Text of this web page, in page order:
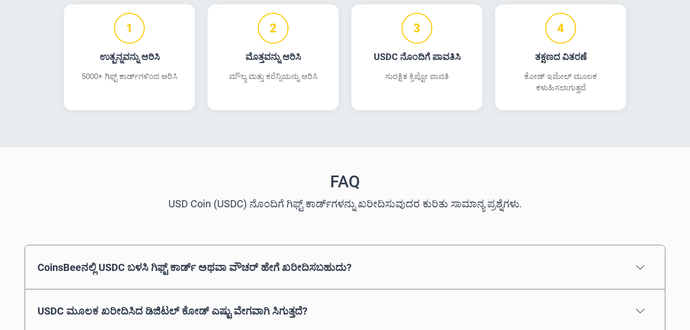
1
ಉತ್ಪನ್ನವನ್ನು ಆರಿಸಿ
5000+ ಗಿಫ್ಟ್ ಕಾರ್ಡ್‌ಗಳಿಂದ ಆರಿಸಿ
2
ಮೊತ್ತವನ್ನು ಆರಿಸಿ
ಮೌಲ್ಯ ಮತ್ತು ಕರೆನ್ಸಿಯನ್ನು ಆರಿಸಿ
3
USDC ನೊಂದಿಗೆ ಪಾವತಿಸಿ
ಸುರಕ್ಷಿತ ಕ್ರಿಪ್ಟೋ ಪಾವತಿ
4
ತಕ್ಷಣದ ವಿತರಣೆ
ಕೋಡ್ ಇಮೇಲ್ ಮೂಲಕ
ಕಳುಹಿಸಲಾಗುತ್ತದೆ
FAQ
USD Coin (USDC) ನೊಂದಿಗೆ ಗಿಫ್ಟ್ ಕಾರ್ಡ್‌ಗಳನ್ನು ಖರೀದಿಸುವುದರ ಕುರಿತು ಸಾಮಾನ್ಯ ಪ್ರಶ್ನೆಗಳು.
CoinsBeeನಲ್ಲಿ USDC ಬಳಸಿ ಗಿಫ್ಟ್ ಕಾರ್ಡ್ ಅಥವಾ ವೌಚರ್ ಹೇಗೆ ಖರೀದಿಸಬಹುದು?
USDC ಮೂಲಕ ಖರೀದಿಸಿದ ಡಿಜಿಟಲ್ ಕೋಡ್ ಎಷ್ಟು ವೇಗವಾಗಿ ಸಿಗುತ್ತದೆ?